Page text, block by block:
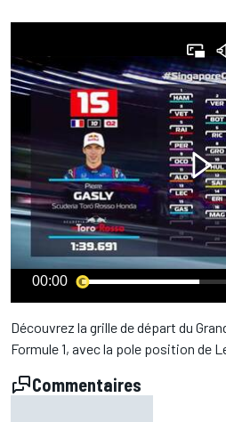
00:00
Découvrez la grille de départ du
Formule 1, avec la pole position de
Commentaires